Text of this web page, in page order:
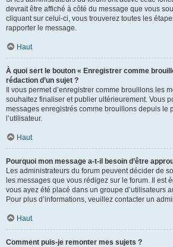
devrait être affiché à côté du message que vous
cliquant sur celui-ci, vous trouverez toutes les
rapporter le message.
Haut
À quoi sert le bouton « Enregistrer comme
rédaction d’un sujet ?
Il vous permet d’enregistrer comme brouillons les
souhaitez finaliser et publier ultérieurement. Vous
messages enregistrés comme brouillons depuis le
l’utilisateur.
Haut
Pourquoi mon message a-t-il besoin d’être
Les administrateurs du forum peuvent décider de
les messages que vous rédigez sur le forum. Il est
vous ayez été placé dans un groupe d’utilisateurs
Pour plus d’informations, veuillez contacter un
Haut
Comment puis-je remonter mes sujets ?